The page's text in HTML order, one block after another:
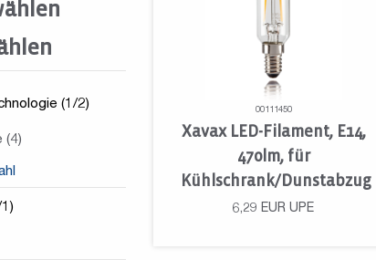
(1/2)
(4)
00111450
Xavax LED-Filament, E14,
470lm, für
Kühlschrank/Dunstabzug
6,29 EUR UPE